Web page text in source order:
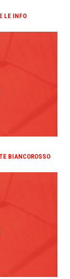
LE INFO
BIANCOROSSO